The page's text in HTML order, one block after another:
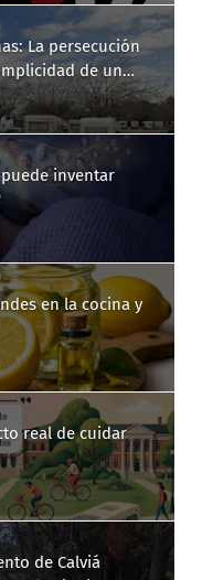
La persecución
de un
inventar
en la cocina y
real de cuidar
de Calviá